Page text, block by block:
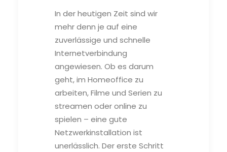
In der heutigen Zeit sind wir
mehr denn je auf eine
zuverlässige und schnelle
Internetverbindung
angewiesen. Ob es darum
geht, im Homeoffice zu
arbeiten, Filme und Serien zu
streamen oder online zu
spielen – eine gute
Netzwerkinstallation ist
unerlässlich. Der erste Schritt